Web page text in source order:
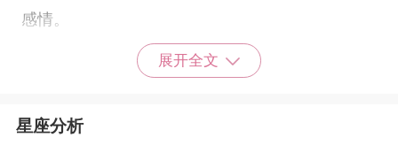
感情。
展开全文
星座分析